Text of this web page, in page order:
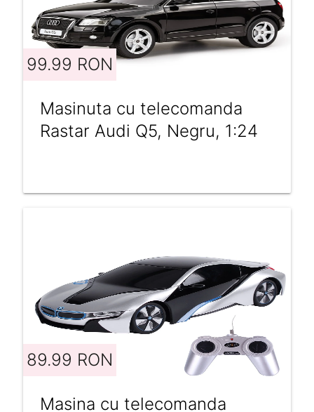
99.99 RON
Masinuta cu telecomanda
Rastar Audi Q5, Negru, 1:24
89.99 RON
Masina cu telecomanda